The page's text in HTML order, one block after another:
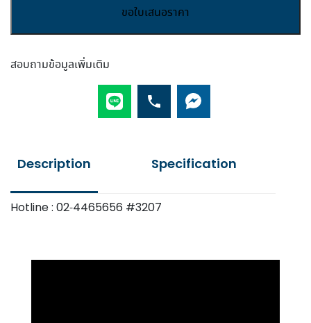
อบ
เชื้อ
Ozone
quantity
ขอใบเสนอราคา
สอบถามข้อมูลเพิ่มเติม
Description Additional information
Hotline : 02-4465656 #3207